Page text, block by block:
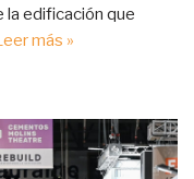
la edificación que
más »